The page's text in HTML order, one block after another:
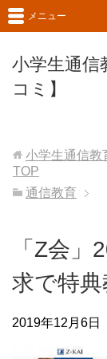
小学生通信
コミ】
メニュー
小学生通信教
TOP
通信教育
「Z会
求で特典
2019年12月6日